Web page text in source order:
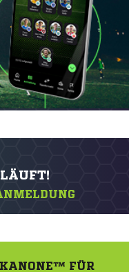
FÜR